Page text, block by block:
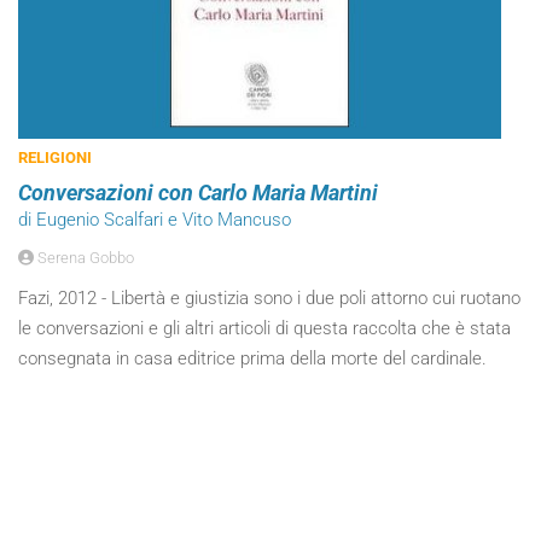
RELIGIONI
Conversazioni con Carlo Maria Martini
di Eugenio Scalfari e Vito Mancuso
Serena Gobbo
Fazi, 2012 - Libertà e giustizia sono i due poli attorno cui ruotano
le conversazioni e gli altri articoli di questa raccolta che è stata
consegnata in casa editrice prima della morte del cardinale.